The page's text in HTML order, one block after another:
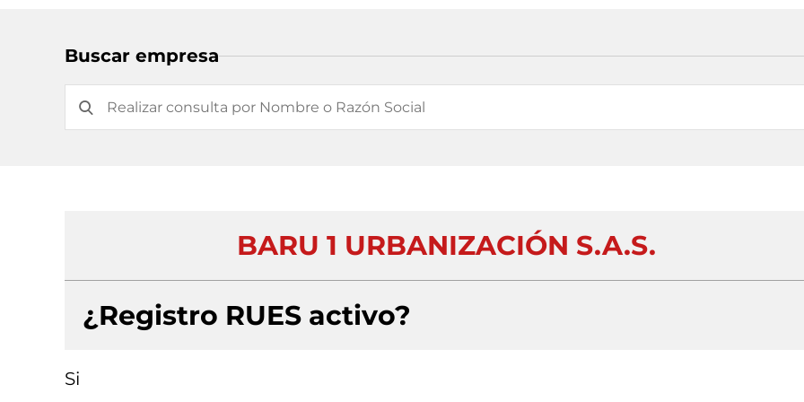
Buscar empresa
BARU 1 URBANIZACIÓN S.A.S.
¿Registro RUES activo?
Si